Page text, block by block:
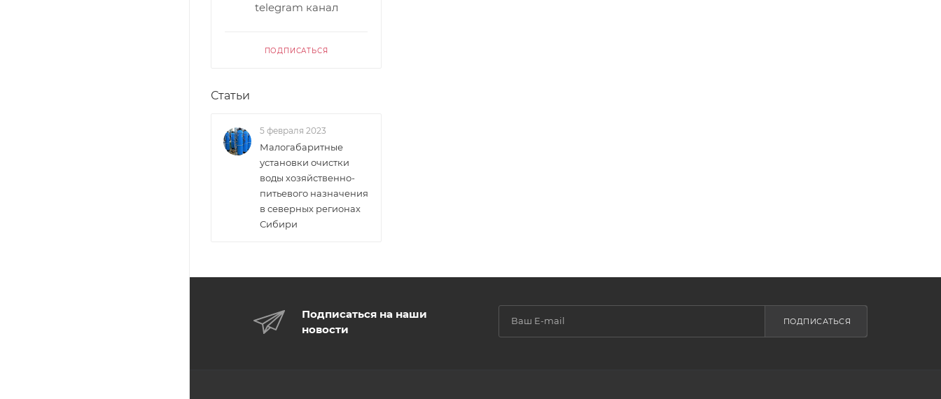
telegram канал
ПОДПИСАТЬСЯ
Статьи
5 февраля 2023
Малогабаритные
установки очистки
воды хозяйственно-
питьевого назначения
в северных регионах
Сибири
Подписаться на наши
новости
ПОДПИСАТЬСЯ